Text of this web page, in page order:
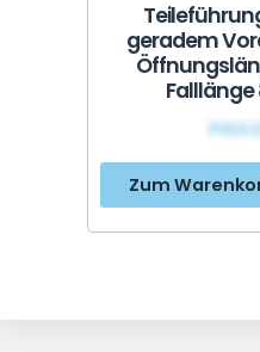
geradem
Zum